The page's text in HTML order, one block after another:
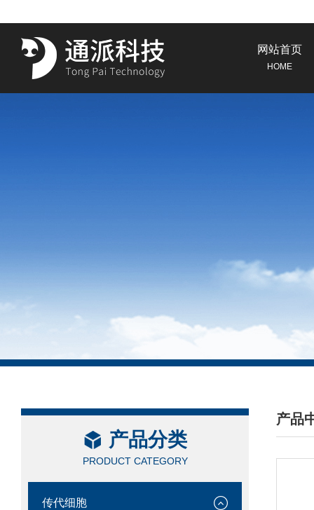
网站首页
HOME
产品分类
PRODUCT CATEGORY
传代细胞
产品
/